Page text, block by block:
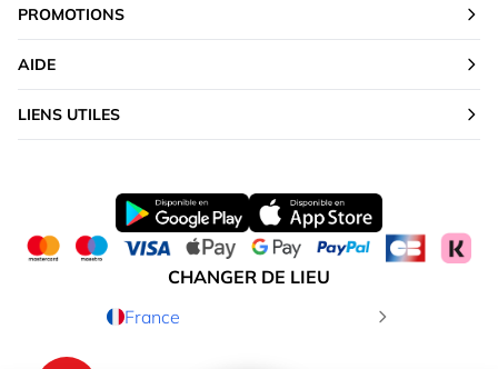
PROMOTIONS
AIDE
LIENS UTILES
CHANGER DE LIEU
France